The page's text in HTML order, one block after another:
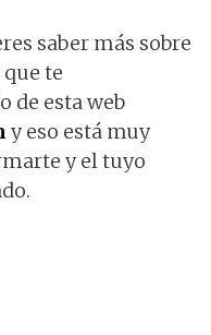
saber más sobre
te
de esta web
y eso está muy
y el tuyo